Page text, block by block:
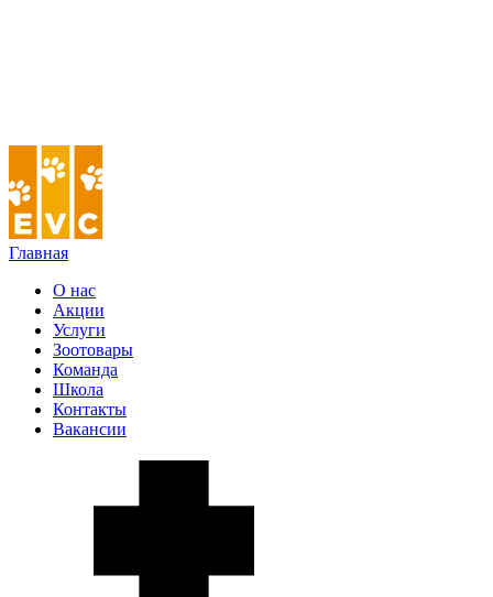
Главная
О нас
Акции
Услуги
Зоотовары
Команда
Школа
Контакты
Вакансии